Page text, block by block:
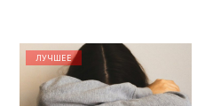
ЛУЧШЕЕ